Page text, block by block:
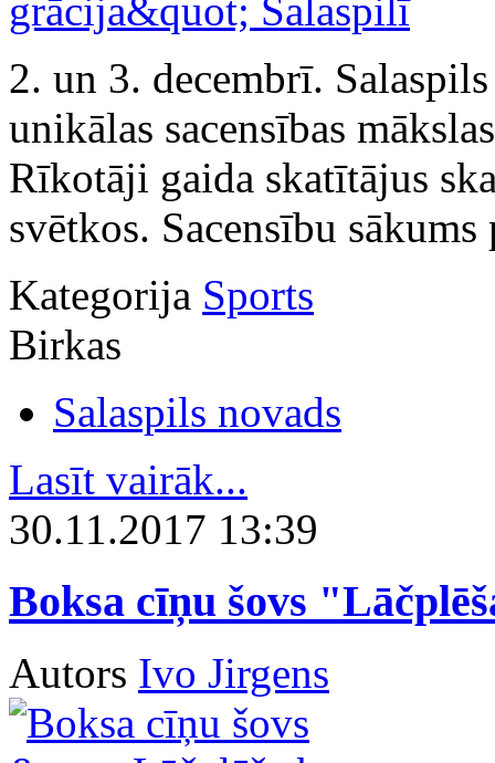
2. un 3. decembrī.
unikālas sacensības
Rīkotāji gaida skatītājus
svētkos. Sacensību
Kategorija Sports
Birkas
Salaspils novads
Lasīt vairāk...
30.11.2017 13:39
Boksa cīņu šovs
Autors Ivo Jirgens